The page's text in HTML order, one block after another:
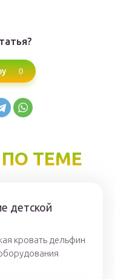
0
ТЕМЕ
детской
кровать дельфин